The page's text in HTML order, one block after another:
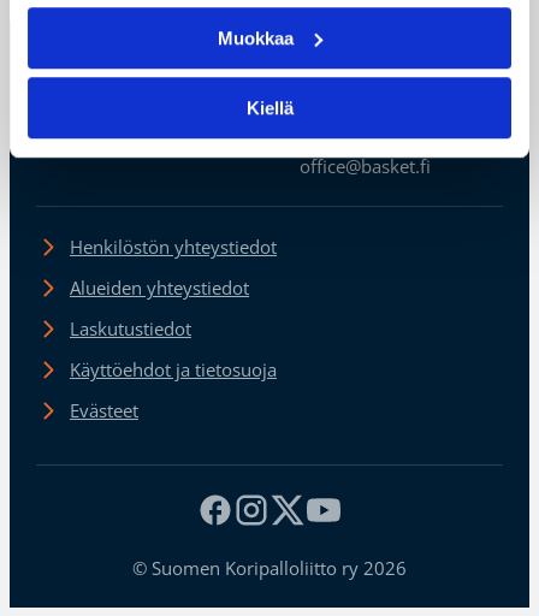
Muokkaa
Kiellä
02200 Espoo
office@basket.fi
Henkilöstön yhteystiedot
Alueiden yhteystiedot
Laskutustiedot
Käyttöehdot ja tietosuoja
Evästeet
© Suomen Koripalloliitto ry 2026